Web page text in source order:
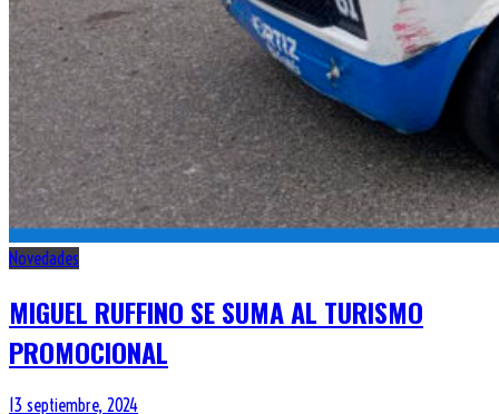
Novedades
MIGUEL RUFFINO SE SUMA AL TURISMO
PROMOCIONAL
13 septiembre, 2024